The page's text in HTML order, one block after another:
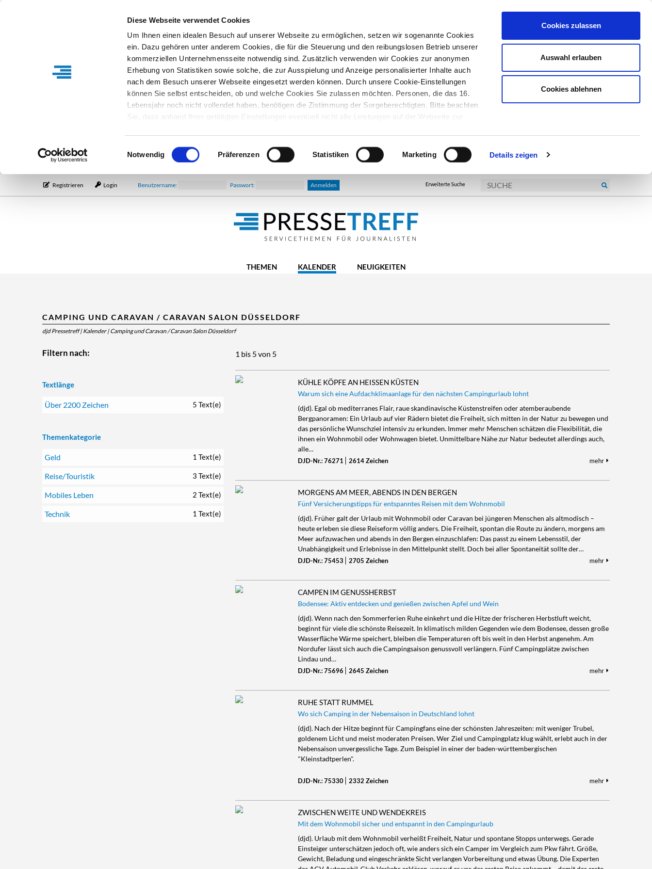
Diese Webseite verwendet Cookies
Um Ihnen einen idealen Besuch auf unserer Webseite zu ermöglichen, setzen wir sogenannte Cookies
ein. Dazu gehören unter anderem Cookies, die für die Steuerung und den reibungslosen Betrieb unserer
kommerziellen Unternehmensseite notwendig sind. Zusätzlich verwenden wir Cookies zur anonymen
Erhebung von Statistiken sowie solche, die zur Ausspielung und Anzeige personalisierter Inhalte auch
nach dem Besuch unserer Webseite eingesetzt werden können. Durch unsere Cookie-Einstellungen
können Sie selbst entscheiden, ob und welche Cookies Sie zulassen möchten. Personen, die das 16.
Lebensjahr noch nicht vollendet haben, benötigen die Zistimmung der Sorgeberechtigten. Bitte beachten
Sie, dass anhand Ihrer getätigten Einstellungen eventuell nicht alle Leistungen auf der Webseite zur
entsprechende Informationen.
Einwilligungsauswahl
Notwendig Präferenzen Statistiken Marketing Details zeigen
Cookies zulassen
Auswahl erlauben
Cookies ablehnen
Benutzername: Passwort:
Registrieren Login Erweiterte Suche
THEMEN KALENDER NEUIGKEITEN
CAMPING UND CARAVAN / CARAVAN SALON DÜSSELDORF
djd Pressetreff|Kalender|Camping und Caravan / Caravan Salon Düsseldorf
1 bis 5 von 5
KÜHLE KÖPFE AN HEISSEN KÜSTEN
Warum sich eine Aufdachklimaanlage für den nächsten Campingurlaub lohnt
(djd). Egal ob mediterranes Flair, raue skandinavische Küstenstreifen oder atemberaubende
Bergpanoramen: Ein Urlaub auf vier Rädern bietet die Freiheit, sich mitten in der Natur zu bewegen und
das persönliche Wunschziel intensiv zu erkunden. Immer mehr Menschen schätzen die Flexibilität, die
ihnen ein Wohnmobil oder Wohnwagen bietet. Unmittelbare Nähe zur Natur bedeutet allerdings auch,
alle…
DJD-Nr.: 76271 2614 Zeichen mehr
MORGENS AM MEER, ABENDS IN DEN BERGEN
Fünf Versicherungstipps für entspanntes Reisen mit dem Wohnmobil
(djd). Früher galt der Urlaub mit Wohnmobil oder Caravan bei jüngeren Menschen als altmodisch –
heute erleben sie diese Reiseform völlig anders. Die Freiheit, spontan die Route zu ändern, morgens am
Meer aufzuwachen und abends in den Bergen einzuschlafen: Das passt zu einem Lebensstil, der
Unabhängigkeit und Erlebnisse in den Mittelpunkt stellt. Doch bei aller Spontaneität sollte der…
DJD-Nr.: 75453 2705 Zeichen mehr
CAMPEN IM GENUSSHERBST
Bodensee: Aktiv entdecken und genießen zwischen Apfel und Wein
(djd). Wenn nach den Sommerferien Ruhe einkehrt und die Hitze der frischeren Herbstluft weicht,
beginnt für viele die schönste Reisezeit. In klimatisch milden Gegenden wie dem Bodensee, dessen große
Wasserfläche Wärme speichert, bleiben die Temperaturen oft bis weit in den Herbst angenehm. Am
Nordufer lässt sich auch die Campingsaison genussvoll verlängern. Fünf Campingplätze zwischen
Lindau und…
DJD-Nr.: 75696 2645 Zeichen mehr
RUHE STATT RUMMEL
Wo sich Camping in der Nebensaison in Deutschland lohnt
(djd). Nach der Hitze beginnt für Campingfans eine der schönsten Jahreszeiten: mit weniger Trubel,
goldenem Licht und meist moderaten Preisen. Wer Ziel und Campingplatz klug wählt, erlebt auch in der
Nebensaison unvergessliche Tage. Zum Beispiel in einer der baden-württembergischen
"Kleinstadtperlen".
DJD-Nr.: 75330 2332 Zeichen mehr
ZWISCHEN WEITE UND WENDEKREIS
Mit dem Wohnmobil sicher und entspannt in den Campingurlaub
(djd). Urlaub mit dem Wohnmobil verheißt Freiheit, Natur und spontane Stopps unterwegs. Gerade
Einsteiger unterschätzen jedoch oft, wie anders sich ein Camper im Vergleich zum Pkw fährt. Größe,
Gewicht, Beladung und eingeschränkte Sicht verlangen Vorbereitung und etwas Übung. Die Experten
Filtern nach:
Textlänge
Über 2200 Zeichen 5 Text(e)
Themenkategorie
Geld 1 Text(e)
Reise/Touristik 3 Text(e)
Mobiles Leben 2 Text(e)
Technik 1 Text(e)